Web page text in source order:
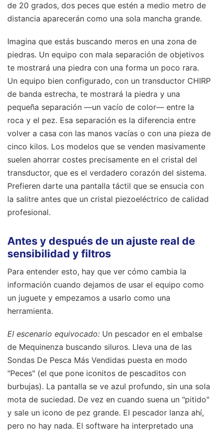
de 20 grados, dos peces que estén a medio metro de
distancia aparecerán como una sola mancha grande.
Imagina que estás buscando meros en una zona de
piedras. Un equipo con mala separación de objetivos
te mostrará una piedra con una forma un poco rara.
Un equipo bien configurado, con un transductor CHIRP
de banda estrecha, te mostrará la piedra y una
pequeña separación —un vacío de color— entre la
roca y el pez. Esa separación es la diferencia entre
volver a casa con las manos vacías o con una pieza de
cinco kilos. Los modelos que se venden masivamente
suelen ahorrar costes precisamente en el cristal del
transductor, que es el verdadero corazón del sistema.
Prefieren darte una pantalla táctil que se ensucia con
la salitre antes que un cristal piezoeléctrico de calidad
profesional.
Antes y después de un ajuste real de
sensibilidad y filtros
Para entender esto, hay que ver cómo cambia la
información cuando dejamos de usar el equipo como
un juguete y empezamos a usarlo como una
herramienta.
El escenario equivocado: Un pescador en el embalse
de Mequinenza buscando siluros. Lleva una de las
Sondas De Pesca Más Vendidas puesta en modo
"Peces" (el que pone iconitos de pescaditos con
burbujas). La pantalla se ve azul profundo, sin una sola
mota de suciedad. De vez en cuando suena un "pitido"
y sale un icono de pez grande. El pescador lanza ahí,
pero no hay nada. El software ha interpretado una